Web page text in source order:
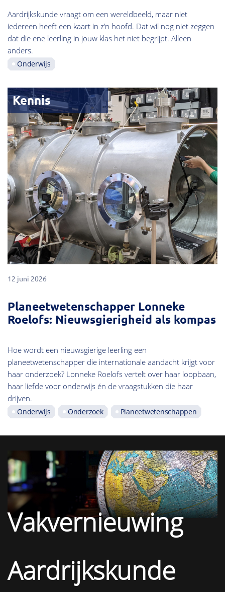
Aardrijkskunde vraagt om een wereldbeeld, maar niet
iedereen heeft een kaart in z’n hoofd. Dat wil nog niet zeggen
dat die ene leerling in jouw klas het niet begrijpt. Alleen
anders.
Onderwijs
Kennis
12 juni 2026
Planeetwetenschapper Lonneke
Roelofs: Nieuwsgierigheid als kompas
Hoe wordt een nieuwsgierige leerling een
planeetwetenschapper die internationale aandacht krijgt voor
haar onderzoek? Lonneke Roelofs vertelt over haar loopbaan,
haar liefde voor onderwijs én de vraagstukken die haar
drijven.
Onderwijs Onderzoek Planeetwetenschappen
Vakvernieuwing
Aardrijkskunde